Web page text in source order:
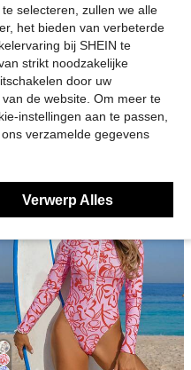
selecteren, zullen we alle
het bieden van verbeterde
bij SHEIN te
strikt noodzakelijke
door uw
de website. Om meer te
instellingen aan te passen,
verzamelde gegevens
Verwerp Alles